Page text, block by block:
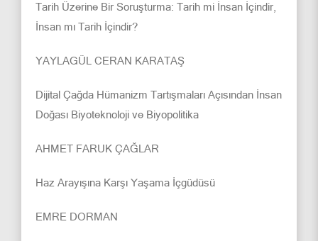
Tarih Üzerine Bir Soruşturma: Tarih mi İnsan İçindir,
İnsan mı Tarih İçindir?
YAYLAGÜL CERAN KARATAŞ
Dijital Çağda Hümanizm Tartışmaları Açısından İnsan
Doğası Biyoteknoloji ve Biyopolitika
AHMET FARUK ÇAĞLAR
Haz Arayışına Karşı Yaşama İçgüdüsü
EMRE DORMAN